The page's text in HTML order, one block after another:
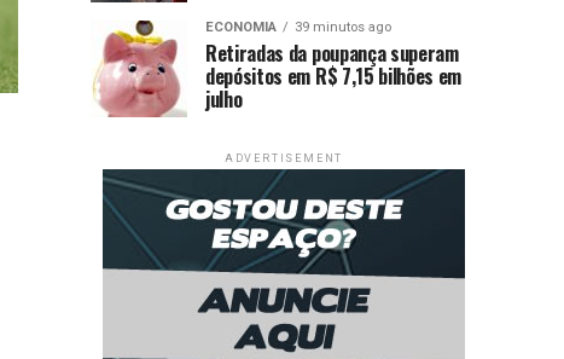
ECONOMIA 39 minutos ago
Retiradas da poupança superam
depósitos em R$ 7,15 bilhões em
julho
ADVERTISEMENT